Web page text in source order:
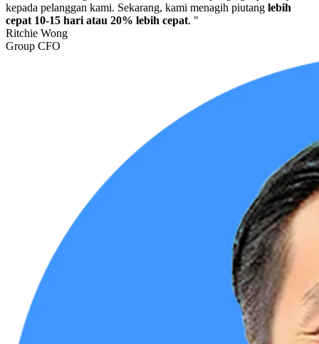
kepada pelanggan kami. Sekarang, kami menagih piutang lebih
cepat 10-15 hari atau 20% lebih cepat. "
Ritchie Wong
Group CFO